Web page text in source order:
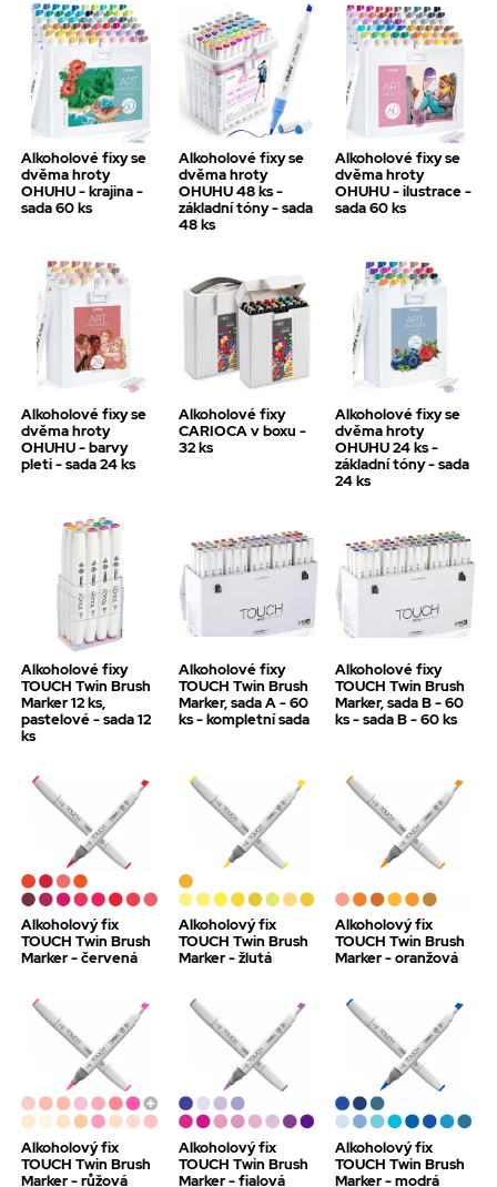
Alkoholové fixy se
dvěma hroty
OHUHU - krajina -
sada 60 ks
Alkoholové fixy se
dvěma hroty
OHUHU 48 ks -
základní tóny - sada
48 ks
Alkoholové fixy se
dvěma hroty
OHUHU - ilustrace -
sada 60 ks
Alkoholové fixy se
dvěma hroty
OHUHU - barvy
pleti - sada 24 ks
Alkoholové fixy
CARIOCA v boxu -
32 ks
Alkoholové fixy se
dvěma hroty
OHUHU 24 ks -
základní tóny - sada
24 ks
Alkoholové fixy
TOUCH Twin Brush
Marker 12 ks,
pastelové - sada 12
ks
Alkoholové fixy
TOUCH Twin Brush
Marker, sada A - 60
ks - kompletní sada
Alkoholové fixy
TOUCH Twin Brush
Marker, sada B - 60
ks - sada B - 60 ks
Alkoholový fix
TOUCH Twin Brush
Marker - červená
Alkoholový fix
TOUCH Twin Brush
Marker - žlutá
Alkoholový fix
TOUCH Twin Brush
Marker - oranžová
Alkoholový fix
TOUCH Twin Brush
Marker - růžová
Alkoholový fix
TOUCH Twin Brush
Marker - fialová
Alkoholový fix
TOUCH Twin Brush
Marker - modrá